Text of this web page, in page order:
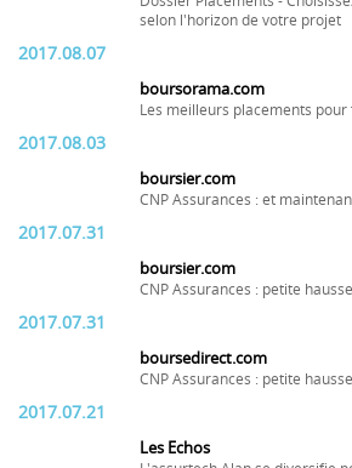
selon l'horizon de votre projet
2017.08.07
boursorama.com
Les meilleurs placements
2017.08.03
boursier.com
CNP Assurances : et
2017.07.31
boursier.com
CNP Assurances : petite
2017.07.31
boursedirect.com
CNP Assurances : petite
2017.07.21
Les Echos